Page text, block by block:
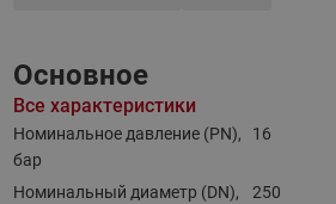
Основное
Все характеристики
Номинальное давление (PN),
бар
16
Номинальный диаметр (DN),
250